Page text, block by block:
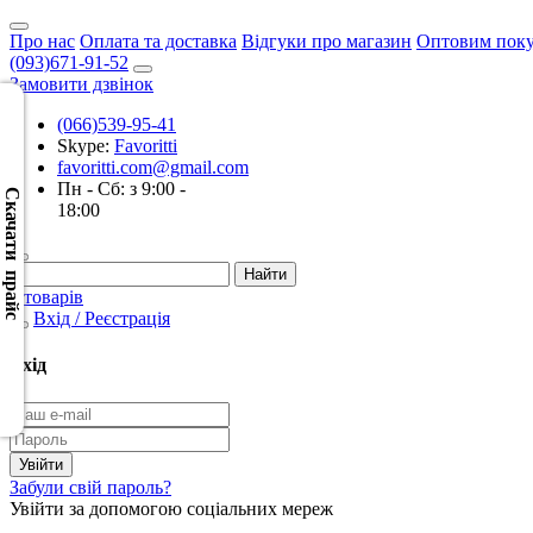
Про нас Оплата та доставка Відгуки про магазин Оптовим
(093)671-91-52
Замовити дзвінок
(066)539-95-41
Skype: Favoritti
favoritti.com@gmail.com
Пн - Сб: з 9:00 -
18:00
0 товарів
Вхід / Реєстрація
Вхід
Забули свій пароль?
Увійти за допомогою соціальних мереж
Скачати прайс
Скачать
XML
(Розн.)
Скачать
XML
(Опт)
Скачать
(Розн.)
Скачать
CSV
(Опт)